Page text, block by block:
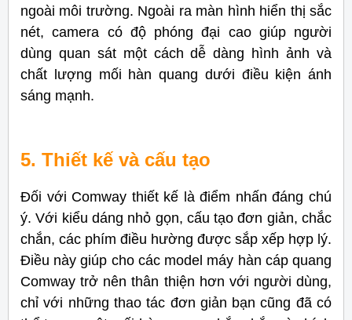
ngoài môi trường. Ngoài ra màn hình hiển thị sắc
nét, camera có độ phóng đại cao giúp người
dùng quan sát một cách dễ dàng hình ảnh và
chất lượng mối hàn quang dưới điều kiện ánh
sáng mạnh.
5. Thiết kế và cấu tạo
Đối với Comway thiết kế là điểm nhấn đáng chú
ý. Với kiểu dáng nhỏ gọn, cấu tạo đơn giản, chắc
chắn, các phím điều hường được sắp xếp hợp lý.
Điều này giúp cho các model máy hàn cáp quang
Comway trở nên thân thiện hơn với người dùng,
chỉ với những thao tác đơn giản bạn cũng đã có